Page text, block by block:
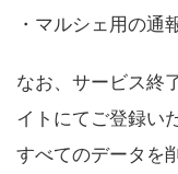
・マルシェ用の通
なお、サービス終
イトにてご登録い
すべてのデータを